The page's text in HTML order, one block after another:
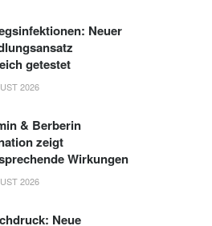
Neuer
getestet
2026
& Berberin
zeigt
Wirkungen
2026
Neue